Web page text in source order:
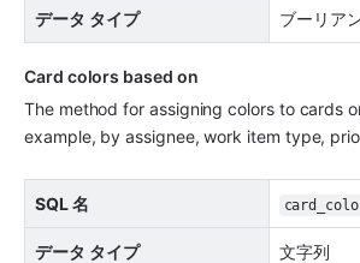
データ タイプ ブーリア
Card colors based on
The method for assigning colors to cards
example, by assignee, work item type,
SQL 名
データ タイプ 文字列